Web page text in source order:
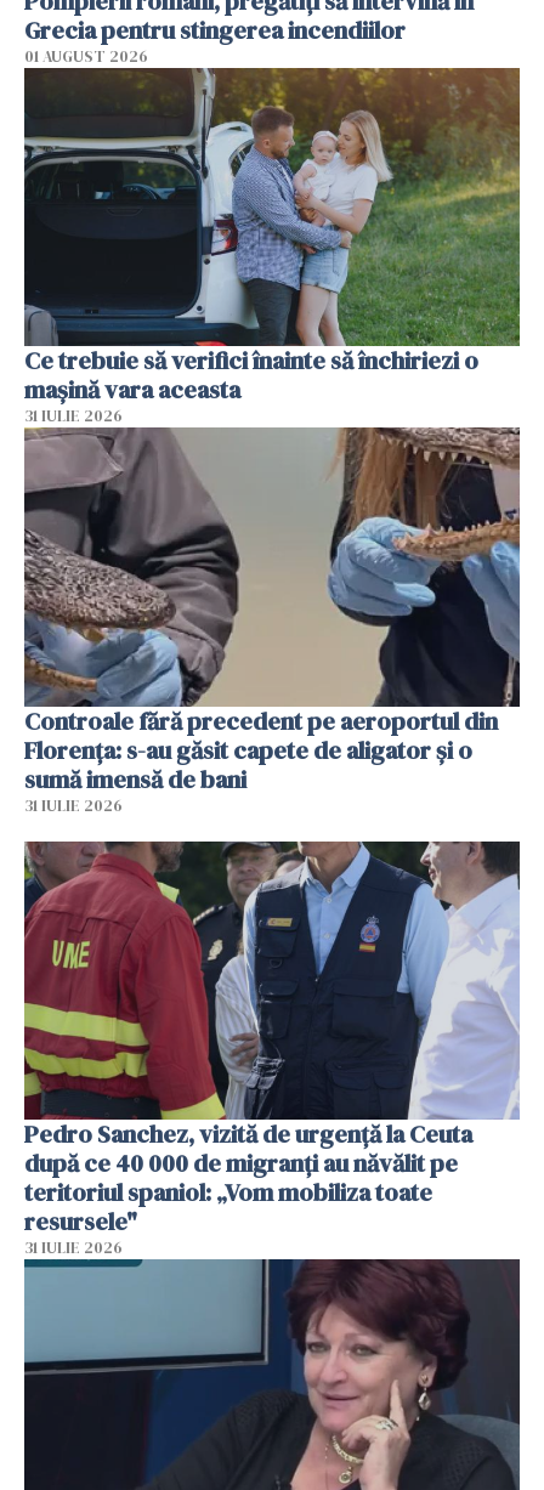
Grecia pentru stingerea incendiilor
01 AUGUST 2026
Ce trebuie să verifici înainte să închiriezi o
mașină vara aceasta
31 IULIE 2026
Controale fără precedent pe aeroportul din
Florența: s-au găsit capete de aligator și o
sumă imensă de bani
31 IULIE 2026
Pedro Sanchez, vizită de urgență la Ceuta
după ce 40 000 de migranți au năvălit pe
teritoriul spaniol: „Vom mobiliza toate
resursele"
31 IULIE 2026